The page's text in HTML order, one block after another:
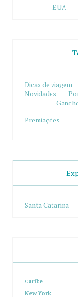
EUA
Dicas de viagem
Novidades
Premiações
Santa Catarina
Caribe
New York